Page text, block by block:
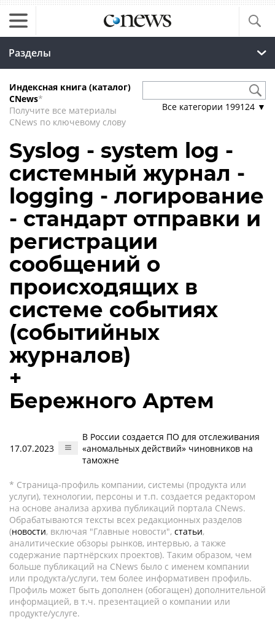
Разделы
Индексная книга (каталог)
CNews*
Получите все материалы
CNews по ключевому слову
Все категории 199124 ▼
Syslog - system log -
системный журнал -
logging - логирование
- стандарт отправки и
регистрации
сообщений о
происходящих в
системе событиях
(событийных
журналов)
+
Бережного Артем
17.07.2023
В России создается ПО для отслеживания
«аномальных действий» чиновников на
таможне
* Страница-профиль компании, системы (продукта или
услуги), технологии, персоны и т.п. создается редактором
на основе анализа архива публикаций портала CNews.
Обрабатываются тексты всех редакционных разделов
(новости, включая "Главные новости", статьи,
аналитические обзоры рынков, интервью, а также
содержание партнёрских проектов). Таким образом, чем
больше публикаций на CNews было с именем компании
или продукта/услуги, тем более информативен профиль.
Профиль может быть дополнен (обогащен) дополнительной
информацией, в т.ч. презентацией о компании или
продукте/услуге.